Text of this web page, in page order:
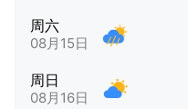
周六
08月15日
周日
08月16日